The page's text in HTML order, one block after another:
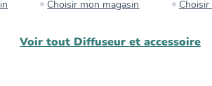
Choisir mon magasin
Voir tout Diffuseur et accessoire